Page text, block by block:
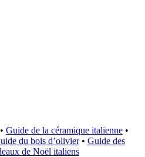
• Guide de la céramique italienne •
du bois d’olivier • Guide des
de Noël italiens